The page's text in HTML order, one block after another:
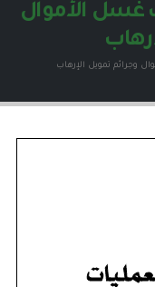
غسل الأموال
وجرائم تمويل الإرهاب